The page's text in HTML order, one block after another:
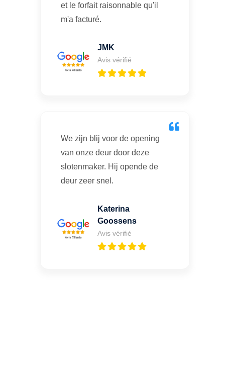
et le forfait raisonnable qu'il
m'a facturé.
JMK
Avis vérifié
We zijn blij voor de opening
van onze deur door deze
slotenmaker. Hij opende de
deur zeer snel.
Katerina
Goossens
Avis vérifié